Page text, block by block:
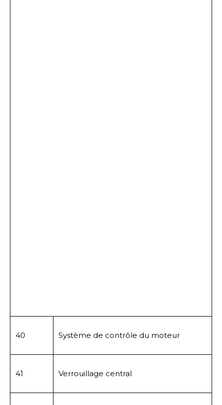
40 Système de contrôle du moteur
41 Verrouillage central